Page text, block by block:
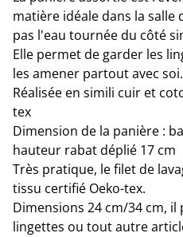
matière idéale dans la salle
pas l'eau tournée du côté
Elle permet de garder les
les amener partout avec soi.
Réalisée en simili cuir et
tex
Dimension de la panière :
hauteur rabat déplié 17 cm
Très pratique, le filet de
tissu certifié Oeko-tex.
Dimensions 24 cm/34 cm,
lingettes ou tout autre